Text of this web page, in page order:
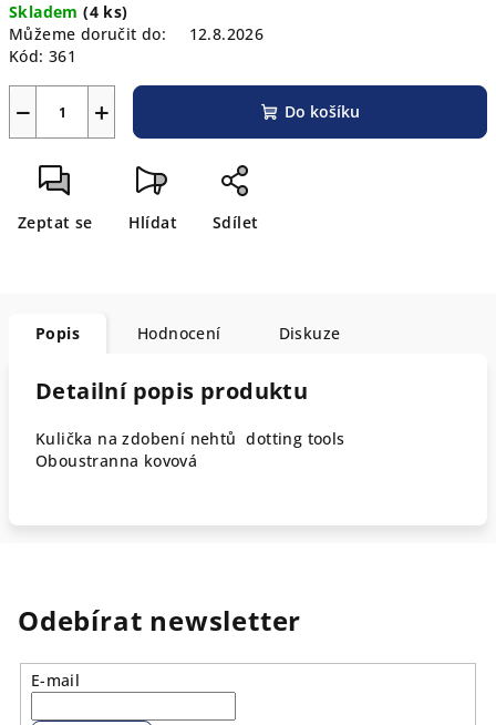
cena:
Skladem(4 ks)
Můžeme doručit do:
12.8.2026
Kód: 361
+
− Do košíku
Zeptat se Hlídat Sdílet
Popis Hodnocení Diskuze
Detailní popis produktu
Kulička na zdobení nehtů dotting tools
Oboustranna kovová
Odebírat newsletter
E-mail